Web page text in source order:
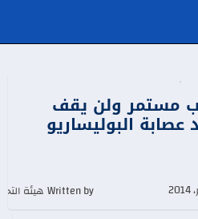
مستمر ولن يقف
البوليساريو
Written by هيئة التحرير